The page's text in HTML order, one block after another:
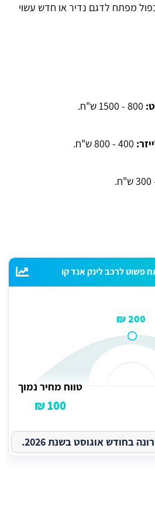
מפתח לדגם נדיר או חדש עשוי
פשוט לרכב לינק אנד קו
200 ₪
טווח מחיר נמוך
100 ₪
בחודש אוגוסט בשנת 2026.